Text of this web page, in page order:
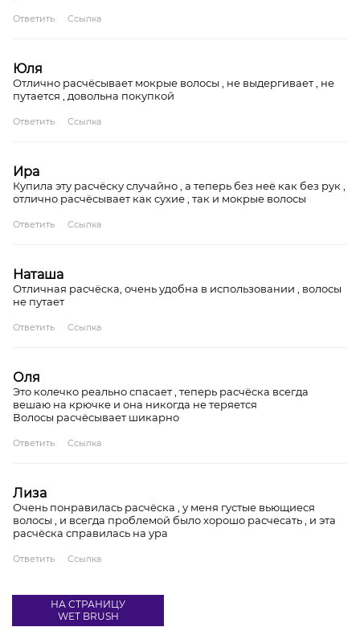
Ответить Ссылка
Юля
Отлично расчёсывает мокрые волосы , не выдергивает , не
путается , довольна покупкой
Ответить Ссылка
Ира
Купила эту расчёску случайно , а теперь без неё как без рук ,
отлично расчёсывает как сухие , так и мокрые волосы
Ответить Ссылка
Наташа
Отличная расчёска, очень удобна в использовании , волосы
не путает
Ответить Ссылка
Оля
Это колечко реально спасает , теперь расчёска всегда
вешаю на крючке и она никогда не теряется
Волосы расчёсывает шикарно
Ответить Ссылка
Лиза
Очень понравилась расчёска , у меня густые вьющиеся
волосы , и всегда проблемой было хорошо расчесать , и эта
расчёска справилась на ура
Ответить Ссылка
НА СТРАНИЦУ
WET BRUSH